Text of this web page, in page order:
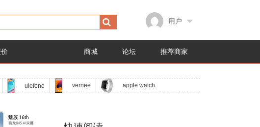
用户
商城 论坛 推荐商家
ulefone vernee apple watch